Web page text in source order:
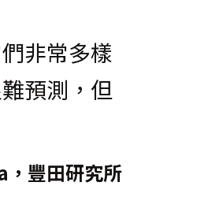
非常多樣
預測，但
豐田研究所